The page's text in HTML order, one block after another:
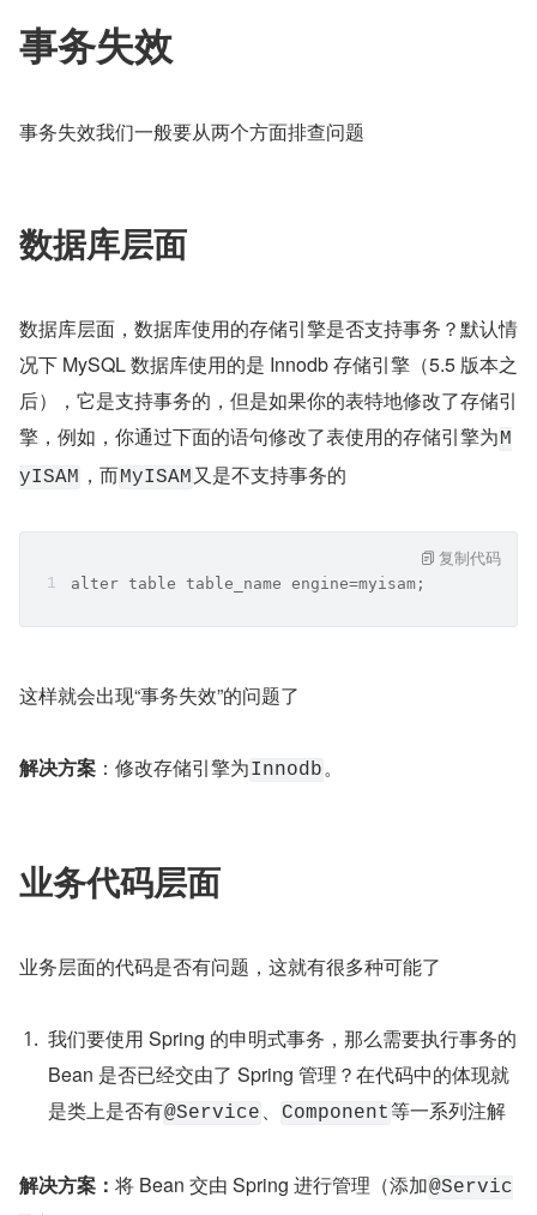
事务失效
事务失效我们一般要从两个方面排查问题
数据库层面
数据库层面，数据库使用的存储引擎是否支持事务？默认情
况下 MySQL 数据库使用的是 Innodb 存储引擎（5.5 版本之
后），它是支持事务的，但是如果你的表特地修改了存储引
擎，例如，你通过下面的语句修改了表使用的存储引擎为M
yISAM ，而MyISAM 又是不支持事务的
alter table table_name engine=myisam;
复制代码
这样就会出现“事务失效”的问题了
解决方案 ：修改存储引擎为Innodb。
业务代码层面
业务层面的代码是否有问题，这就有很多种可能了
我们要使用 Spring 的申明式事务，那么需要执行事务的
Bean 是否已经交由了 Spring 管理？在代码中的体现就
是类上是否有@Service 、 Component等一系列注解
解决方案： 将 Bean 交由 Spring 进行管理（添加@Servic